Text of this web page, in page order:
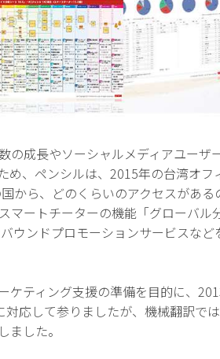
成長やソーシャルメディアユーザ
め、ペンシルは、2015年の台湾オフ
から、どのくらいのアクセスがある
マートチーターの機能「グローバル
ウンドプロモーションサービスなど
ケティング支援の準備を目的に、
応して参りましたが、機械翻訳で
した。